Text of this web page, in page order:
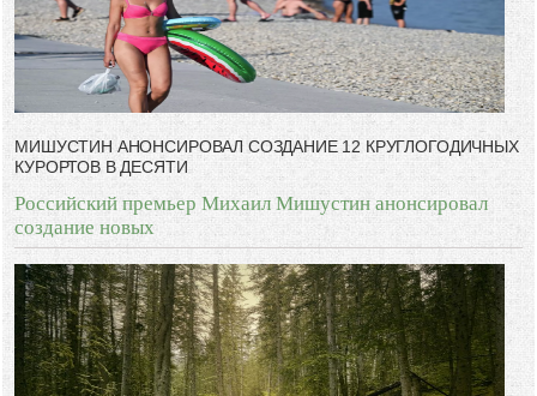
МИШУСТИН АНОНСИРОВАЛ СОЗДАНИЕ 12 КРУГЛОГОДИЧНЫХ
КУРОРТОВ В ДЕСЯТИ
Российский премьер Михаил Мишустин анонсировал
создание новых